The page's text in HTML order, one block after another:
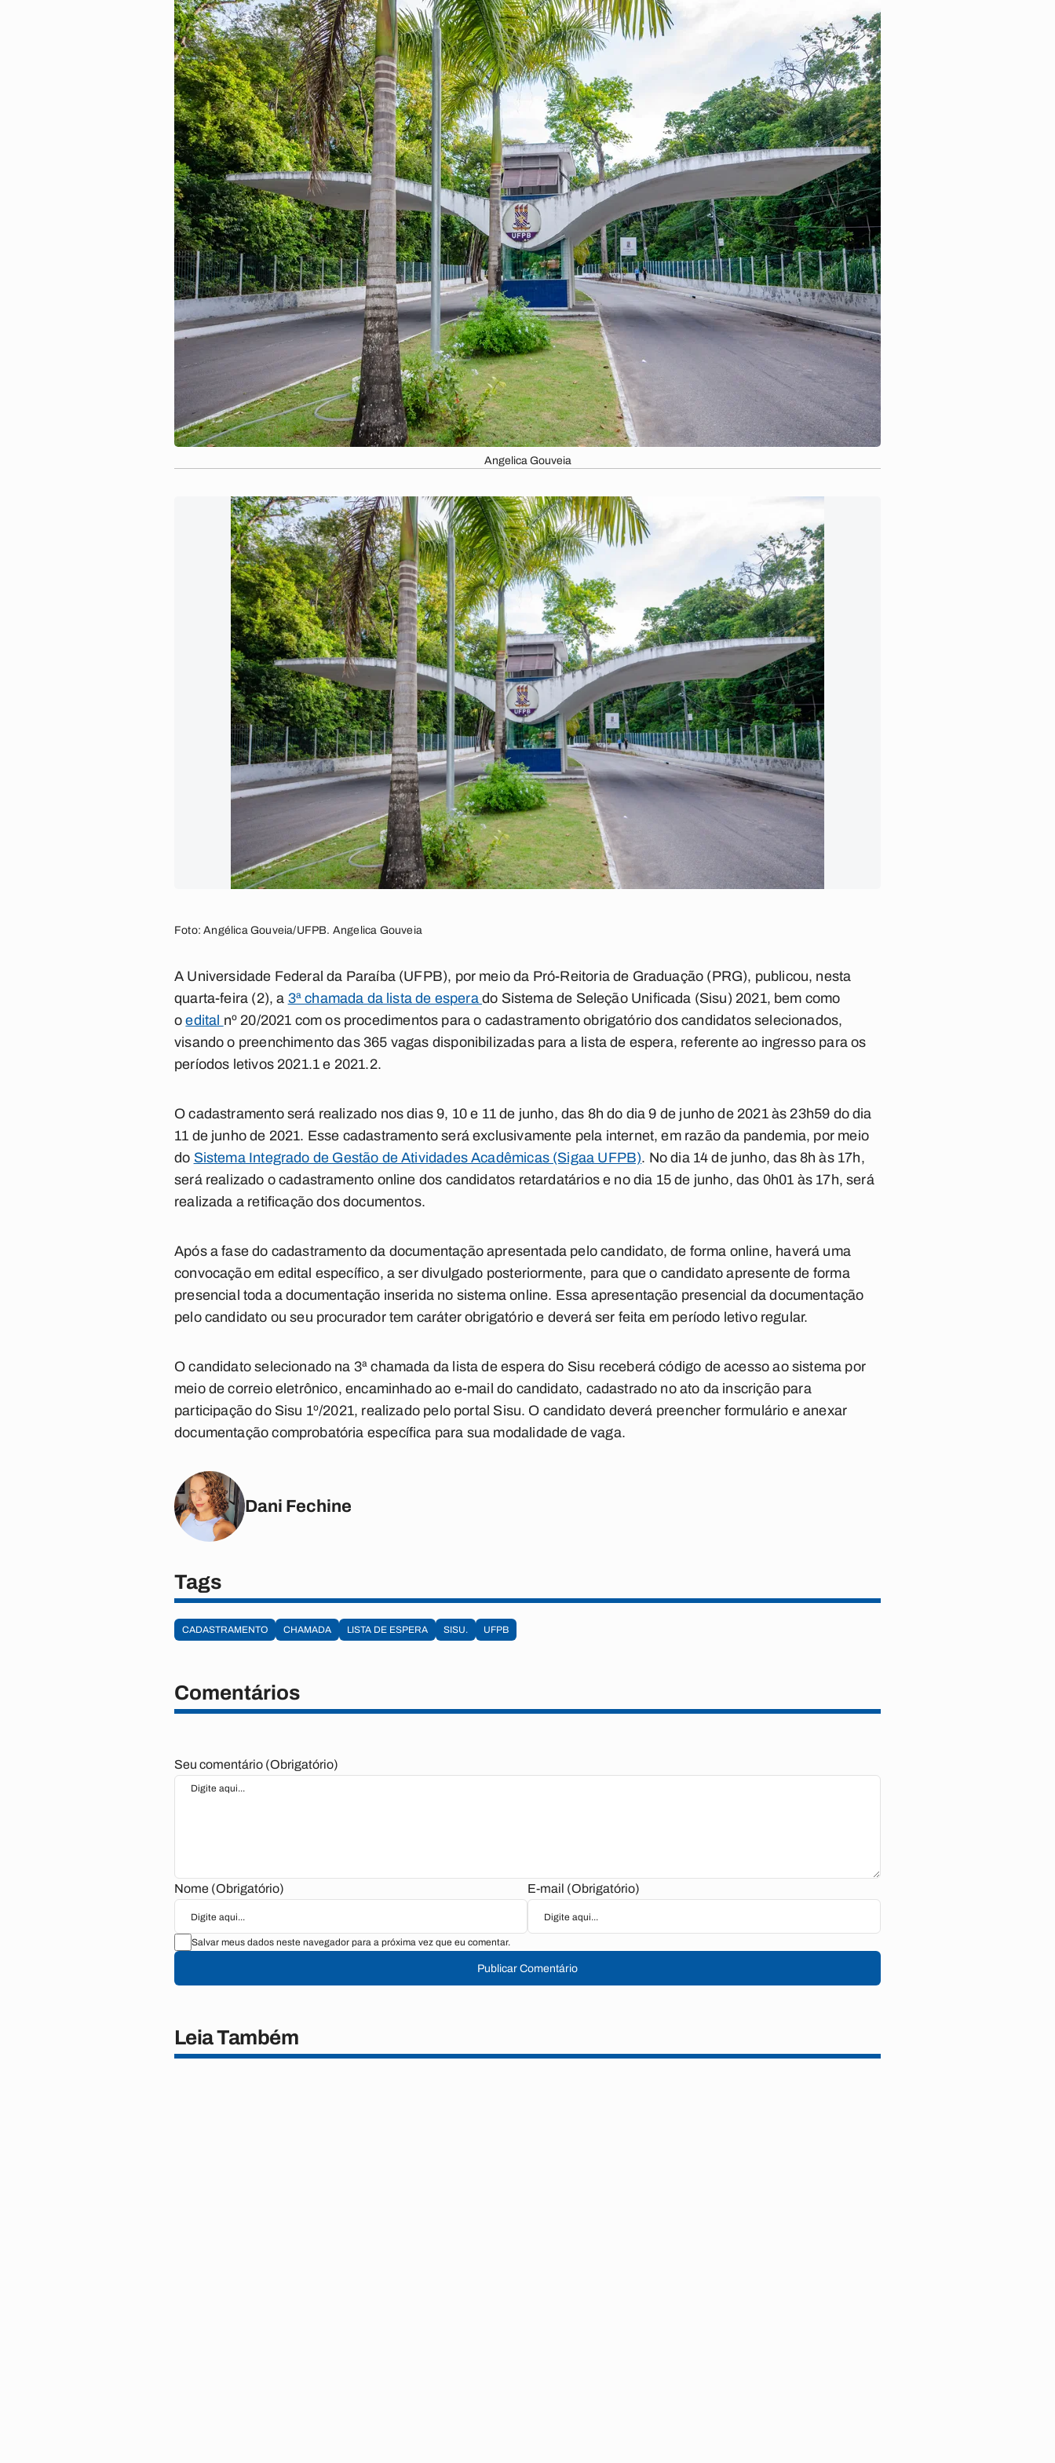
Angelica Gouveia
Foto: Angélica Gouveia/UFPB. Angelica Gouveia
A Universidade Federal da Paraíba (UFPB), por meio da Pró-Reitoria de Graduação (PRG), publicou, nesta
quarta-feira (2), a 3ª chamada da lista de esperado Sistema de Seleção Unificada (Sisu) 2021, bem como
oedital nº 20/2021 com os procedimentos para o cadastramento obrigatório dos candidatos selecionados,
visando o preenchimento das 365 vagas disponibilizadas para a lista de espera, referente ao ingresso para os
períodos letivos 2021.1 e 2021.2.
O cadastramento será realizado nos dias 9, 10 e 11 de junho, das 8h do dia 9 de junho de 2021 às 23h59 do dia
11 de junho de 2021. Esse cadastramento será exclusivamente pela internet, em razão da pandemia, por meio
do Sistema Integrado de Gestão de Atividades Acadêmicas (Sigaa UFPB). No dia 14 de junho, das 8h às 17h,
será realizado o cadastramento online dos candidatos retardatários e no dia 15 de junho, das 0h01 às 17h, será
realizada a retificação dos documentos.
Após a fase do cadastramento da documentação apresentada pelo candidato, de forma online, haverá uma
convocação em edital específico, a ser divulgado posteriormente, para que o candidato apresente de forma
presencial toda a documentação inserida no sistema online. Essa apresentação presencial da documentação
pelo candidato ou seu procurador tem caráter obrigatório e deverá ser feita em período letivo regular.
O candidato selecionado na 3ª chamada da lista de espera do Sisu receberá código de acesso ao sistema por
meio de correio eletrônico, encaminhado ao e-mail do candidato, cadastrado no ato da inscrição para
participação do Sisu 1º/2021, realizado pelo portal Sisu. O candidato deverá preencher formulário e anexar
documentação comprobatória específica para sua modalidade de vaga.
Dani Fechine
Tags
CADASTRAMENTO CHAMADA LISTA DE ESPERA SISU. UFPB
Comentários
Seu comentário (Obrigatório)
Nome (Obrigatório) E-mail (Obrigatório)
Salvar meus dados neste navegador para a próxima vez que eu comentar.
Publicar Comentário
Leia Também